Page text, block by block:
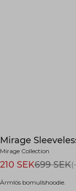
Mirage
Mirage Collection
210 SEK699 SEK
Ärmlös bomullshoodie.